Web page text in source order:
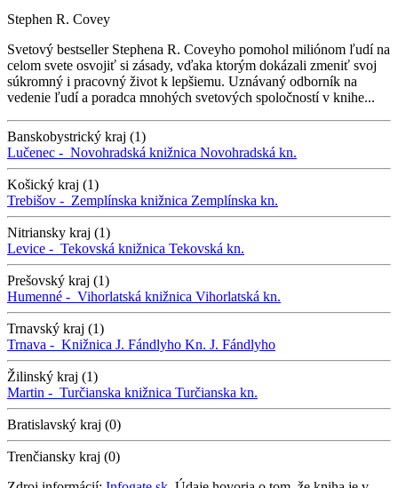
Stephen R. Covey
Svetový bestseller Stephena R. Coveyho pomohol miliónom ľudí na
celom svete osvojiť si zásady, vďaka ktorým dokázali zmeniť svoj
súkromný i pracovný život k lepšiemu. Uznávaný odborník na
vedenie ľudí a poradca mnohých svetových spoločností v knihe...
Banskobystrický kraj (1)
Lučenec - Novohradská knižnica Novohradská kn.
Košický kraj (1)
Trebišov - Zemplínska knižnica Zemplínska kn.
Nitriansky kraj (1)
Levice - Tekovská knižnica Tekovská kn.
Prešovský kraj (1)
Humenné - Vihorlatská knižnica Vihorlatská kn.
Trnavský kraj (1)
Trnava - Knižnica J. Fándlyho Kn. J. Fándlyho
Žilinský kraj (1)
Martin - Turčianska knižnica Turčianska kn.
Bratislavský kraj (0)
Trenčiansky kraj (0)